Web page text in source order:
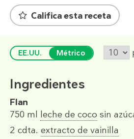
Califica esta receta
EE.UU. Métrico
Ingredientes
Flan
750 ml leche de coco sin
2 cdta. extracto de vainilla